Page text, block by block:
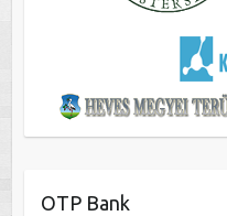
OTP Bank